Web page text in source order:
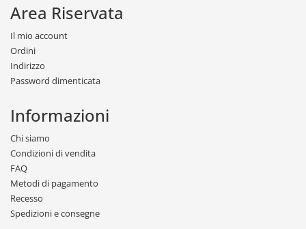
Area Riservata
Il mio account
Ordini
Indirizzo
Password dimenticata
Informazioni
Chi siamo
Condizioni di vendita
FAQ
Metodi di pagamento
Recesso
Spedizioni e consegne